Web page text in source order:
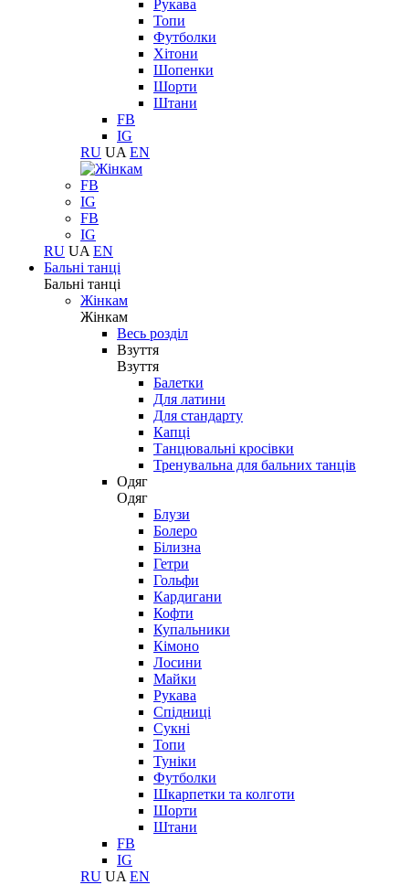
Рукава
Топи
Футболки
Хітони
Шопенки
Шорти
Штани
FB
IG
RU UA EN
FB
IG
FB
IG
RU UA EN
Бальні танці
Бальні танці
Жінкам
Жінкам
Весь розділ
Взуття
Взуття
Балетки
Для латини
Для стандарту
Капці
Танцювальні кросівки
Тренувальна для бальних танців
Одяг
Одяг
Блузи
Болеро
Білизна
Гетри
Гольфи
Кардигани
Кофти
Купальники
Кімоно
Лосини
Майки
Рукава
Спідниці
Сукні
Топи
Туніки
Футболки
Шкарпетки та колготи
Шорти
Штани
FB
IG
RU UA EN